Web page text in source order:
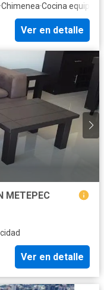
·Chimenea·Cocina equipada
Ver en detalle
METEPEC
Ver en detalle